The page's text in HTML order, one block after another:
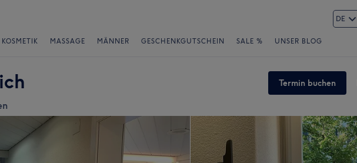
DE
KOSMETIK MASSAGE MÄNNER GESCHENKGUTSCHEIN SALE % UNSER BLOG
Termin buchen